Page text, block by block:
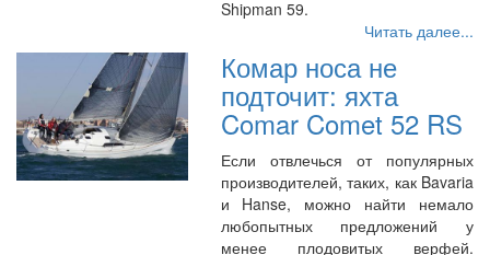
Shipman 59.
Читать далее...
Комар носа не
подточит: яхта
Comar Comet 52 RS
Если отвлечься от популярных
производителей, таких, как Bavaria
и Hanse, можно найти немало
любопытных предложений у
менее плодовитых верфей.